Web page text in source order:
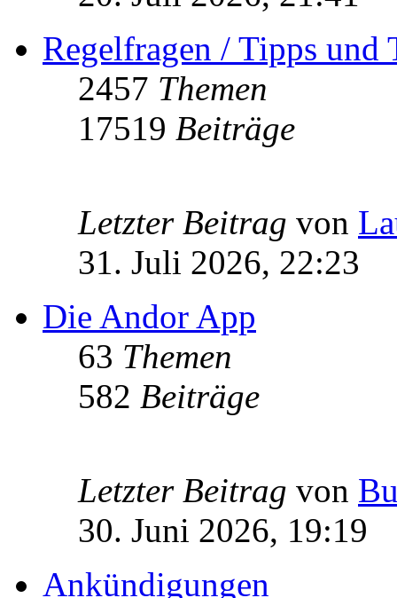
Regelfragen / Tipps und
2457 Themen
17519 Beiträge
Letzter Beitrag von
31. Juli 2026, 22:23
Die Andor App
63 Themen
582 Beiträge
Letzter Beitrag von
30. Juni 2026, 19:19
Ankündigungen